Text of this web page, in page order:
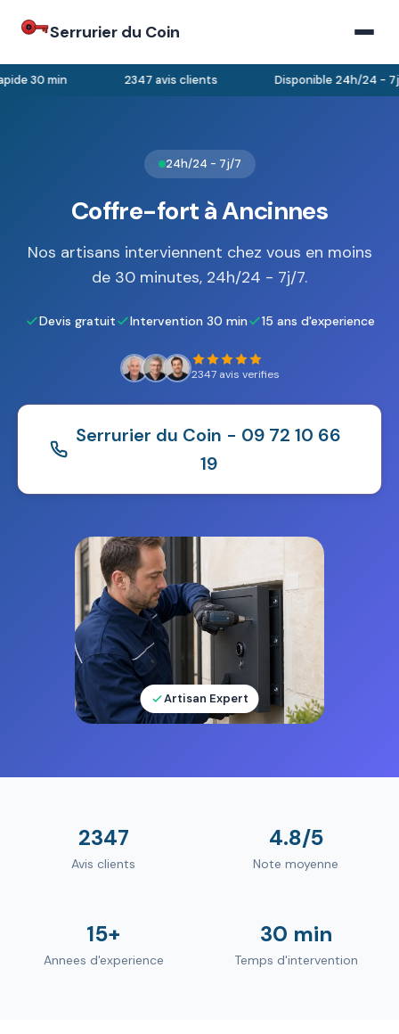
Serrurier du Coin
30 min 2347 avis clients Disponible 24h/24 - 7j/
24h/24 - 7j/7
Coffre-fort à Ancinnes
Nos artisans interviennent chez vous en moins
de 30 minutes, 24h/24 - 7j/7.
Devis gratuit Intervention 30 min 15 ans d'experience
2347 avis verifies
Serrurier du Coin - 09 72 10 66
19
Artisan Expert
2347
Avis clients
4.8/5
Note moyenne
15+
Annees d'experience
30 min
Temps d'intervention